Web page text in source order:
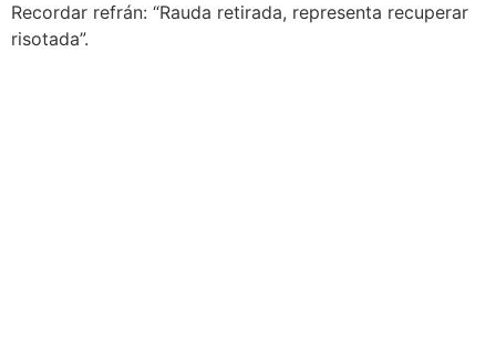
Recordar refrán: “Rauda retirada, representa recuperar
risotada”.